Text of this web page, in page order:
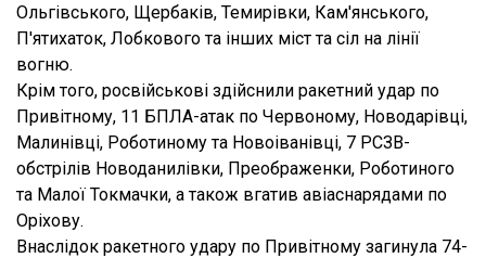
Ольгівського, Щербаків, Темирівки, Кам'янського,
П'ятихаток, Лобкового та інших міст та сіл на лінії
вогню.
Крім того, росвійськові здійснили ракетний удар по
Привітному, 11 БПЛА-атак по Червоному, Новодарівці,
Малинівці, Роботиному та Новоіванівці, 7 РСЗВ-
обстрілів Новоданилівки, Преображенки, Роботиного
та Малої Токмачки, а також вгатив авіаснарядами по
Оріхову.
Внаслідок ракетного удару по Привітному загинула 74-